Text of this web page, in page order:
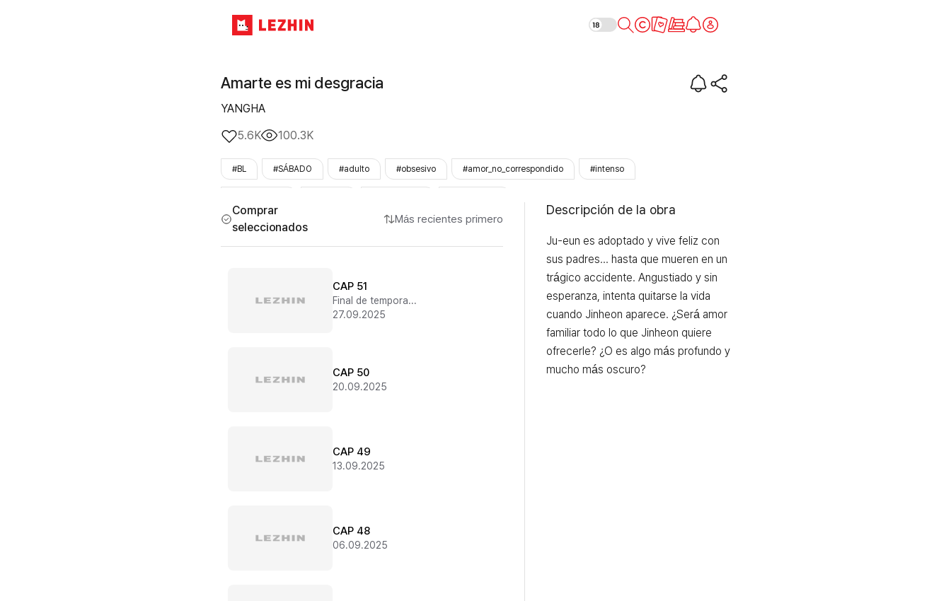
Amarte es mi desgracia
Amarte es mi desgracia
YANGHA
5.6K
100.3K
#BL #SÁBADO #adulto #obsesivo #amor_no_correspondido #intenso
Comprar
seleccionados
Más recientes primero
CAP 51
Final de temporada 2
27.09.2025
CAP 50
20.09.2025
CAP 49
13.09.2025
CAP 48
06.09.2025
Descripción de la obra
Ju-eun es adoptado y vive feliz con
sus padres... hasta que mueren en un
trágico accidente. Angustiado y sin
esperanza, intenta quitarse la vida
cuando Jinheon aparece. ¿Será amor
familiar todo lo que Jinheon quiere
ofrecerle? ¿O es algo más profundo y
mucho más oscuro?